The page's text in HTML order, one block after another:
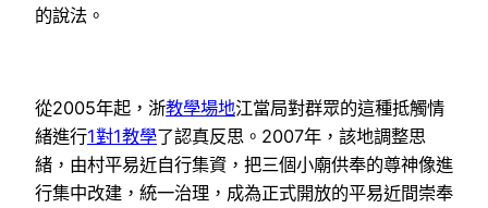
的說法。
從2005年起，浙教學場地江當局對群眾的這種抵觸情
緒進行1對1教學了認真反思。2007年，該地調整思
緒，由村平易近自行集資，把三個小廟供奉的尊神像進
行集中改建，統一治理，成為正式開放的平易近間崇奉